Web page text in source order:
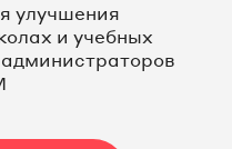
улучшения
и учебных